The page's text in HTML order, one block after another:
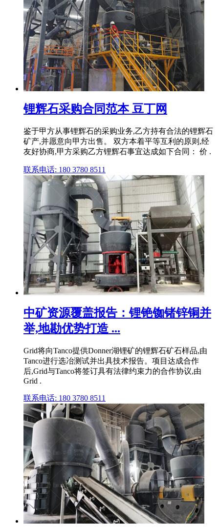
锂辉石采购合同范本 豆丁网
鉴于甲方从事锂辉石的采购业务,乙方持有合法的锂辉石
矿产,并愿意向甲方出售。 双方本着平等互利的原则,经
友好协商,甲方采购乙方锂辉石事宜达成如下合同： 价 .
联系电话: 180 3780 8511
中矿资源覆盖报告：锂铯铷锗锌铜并
举,地勘优势打造 ...
Grid将向Tanco提供Donner湖锂矿的锂辉石矿石样品,由
Tanco进行选冶测试并出具技术报告。项目达成合作
后,Grid与Tanco将签订具有法律约束力的合作协议,由
Grid .
联系电话: 180 3780 8511